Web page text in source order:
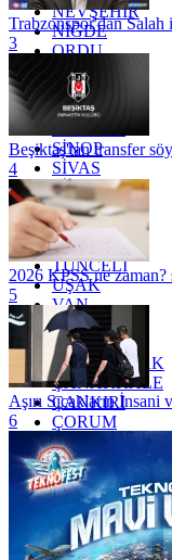
NEVŞEHİR
NİĞDE
ORDU
OSMANİYE
RİZE
SAKARYA
SİNOP
SİVAS
SİİRT
TEKİRDAĞ
TOKAT
TRABZON
TUNCELİ
UŞAK
VAN
YALOVA
YOZGAT
ZONGULDAK
ÇANAKKALE
ÇANKIRI
ÇORUM
İSTANBUL
İZMİR
ŞANLIURFA
ŞIRNAK
Trabzonspor'dan Salah
3
Beşiktaş'tan transfer
4
2026 KPSS ne
5
Aşırı Sıcakların
6